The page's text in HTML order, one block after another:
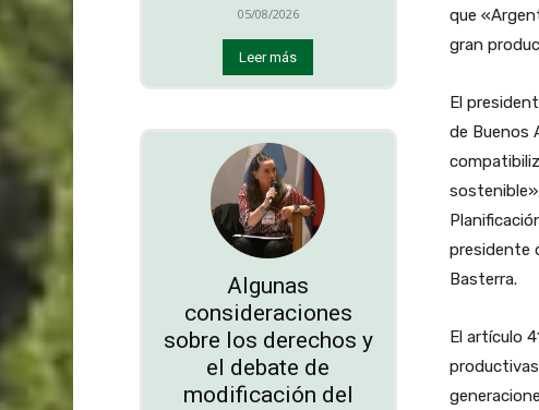
05/08/2026
Leer más
Algunas
consideraciones
sobre los derechos y
el debate de
modificación del
que
gran
El
de Buenos
presidente
Basterra.
El artículo